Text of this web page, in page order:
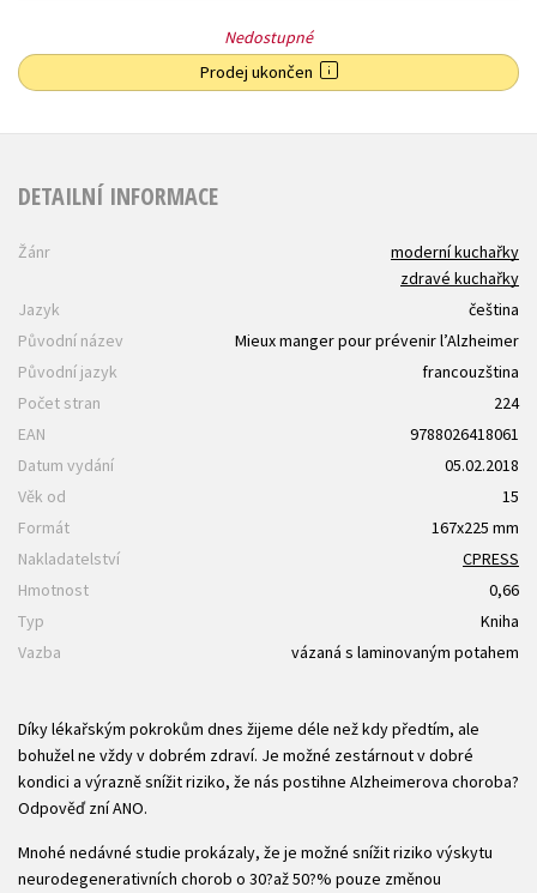
Nedostupné
Prodej ukončen
DETAILNÍ INFORMACE
Žánr
moderní kuchařky
zdravé kuchařky
Jazyk
čeština
Původní název
Mieux manger pour prévenir l’Alzheimer
Původní jazyk
francouzština
Počet stran
224
EAN
9788026418061
Datum vydání
05.02.2018
Věk od
15
Formát
167x225 mm
Nakladatelství
CPRESS
Hmotnost
0,66
Typ
Kniha
Vazba
vázaná s laminovaným potahem
Díky lékařským pokrokům dnes žijeme déle než kdy předtím, ale
bohužel ne vždy v dobrém zdraví. Je možné zestárnout v dobré
kondici a výrazně snížit riziko, že nás postihne Alzheimerova choroba?
Odpověď zní ANO.
Mnohé nedávné studie prokázaly, že je možné snížit riziko výskytu
neurodegenerativních chorob o 30?až 50?% pouze změnou